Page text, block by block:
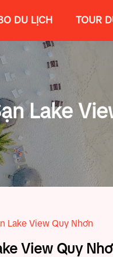
DU LỊCH TOUR
Lake
Lake View Quy Nhơn
View Quy